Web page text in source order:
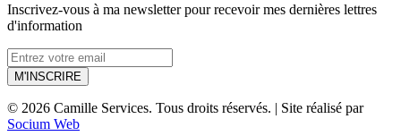
Inscrivez-vous à ma newsletter pour recevoir mes dernières lettres
d'information
M'INSCRIRE
© 2026 Camille Services. Tous droits réservés. | Site réalisé par
Socium Web